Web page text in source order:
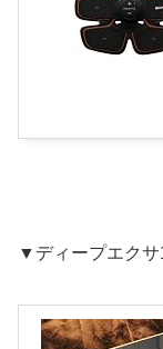
▼ディープエクサ